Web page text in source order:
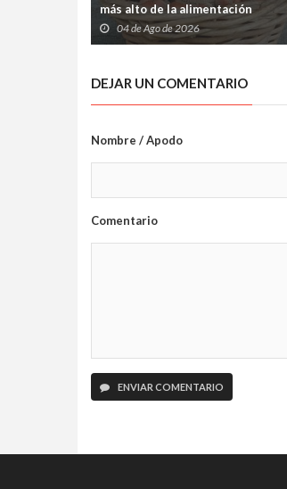
más alto de la alimentación
ecológica española
04 de Ago de 2026
DEJAR UN COMENTARIO
Nombre / Apodo
Comentario
ENVIAR COMENTARIO